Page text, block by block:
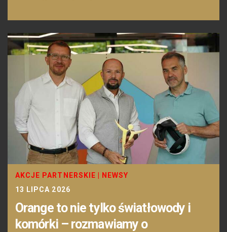
AKCJE PARTNERSKIE
NEWSY
13 LIPCA 2026
Orange to nie tylko światłowody i
komórki – rozmawiamy o